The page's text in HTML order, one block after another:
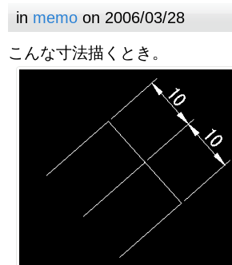
in memo on 2006/03/28
こんな寸法描くとき。